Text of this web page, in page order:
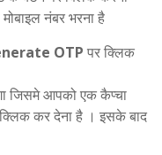
नंबर भरना है
OTP पर क्लिक
जिसमे आपको एक कैप्चा
कर देना है । इसके बाद